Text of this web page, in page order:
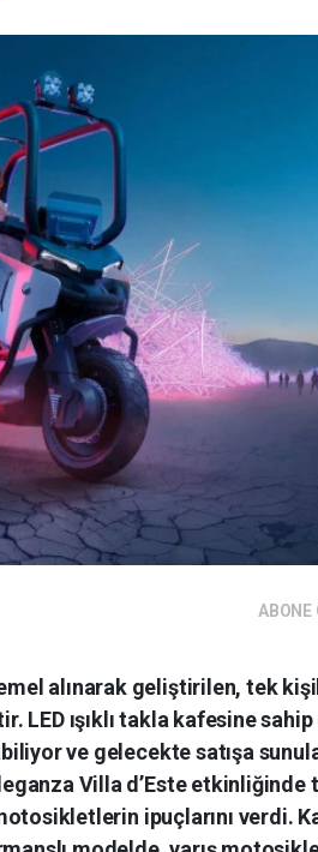
ABONE
alınarak geliştirilen, tek
ışıklı takla kafesine
ve gelecekte satışa
Villa d’Este etkinliğinde
ipuçlarını verdi.